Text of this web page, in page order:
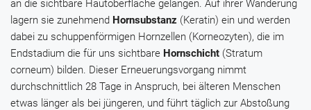
an die sichtbare Hautoberfläche gelangen. Auf ihrer Wanderung
lagern sie zunehmend Hornsubstanz (Keratin) ein und werden
dabei zu schuppenförmigen Hornzellen (Korneozyten), die im
Endstadium die für uns sichtbare Hornschicht (Stratum
corneum) bilden. Dieser Erneuerungsvorgang nimmt
durchschnittlich 28 Tage in Anspruch, bei älteren Menschen
etwas länger als bei jüngeren, und führt täglich zur Abstoßung